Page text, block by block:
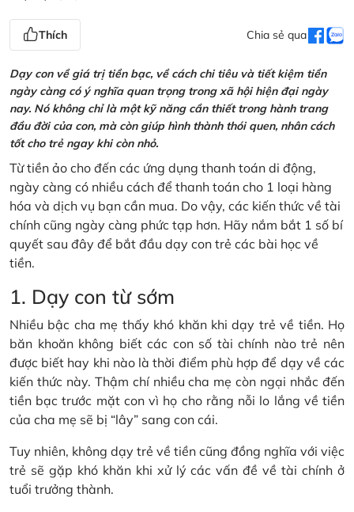
Thích Chia sẻ qua
Dạy con về giá trị tiền bạc, về cách chi tiêu và tiết kiệm tiền
ngày càng có ý nghĩa quan trọng trong xã hội hiện đại ngày
nay. Nó không chỉ là một kỹ năng cần thiết trong hành trang
đầu đời của con, mà còn giúp hình thành thói quen, nhân cách
tốt cho trẻ ngay khi còn nhỏ.
Từ tiền ảo cho đến các ứng dụng thanh toán di động,
ngày càng có nhiều cách để thanh toán cho 1 loại hàng
hóa và dịch vụ bạn cần mua. Do vậy, các kiến thức về tài
chính cũng ngày càng phức tạp hơn. Hãy nắm bắt 1 số bí
quyết sau đây để bắt đầu dạy con trẻ các bài học về
tiền.
1. Dạy con từ sớm
Nhiều bậc cha mẹ thấy khó khăn khi dạy trẻ về tiền. Họ
băn khoăn không biết các con số tài chính nào trẻ nên
được biết hay khi nào là thời điểm phù hợp để dạy về các
kiến thức này. Thậm chí nhiều cha mẹ còn ngại nhắc đến
tiền bạc trước mặt con vì họ cho rằng nỗi lo lắng về tiền
của cha mẹ sẽ bị “lây” sang con cái.
Tuy nhiên, không dạy trẻ về tiền cũng đồng nghĩa với việc
trẻ sẽ gặp khó khăn khi xử lý các vấn đề về tài chính ở
tuổi trưởng thành.